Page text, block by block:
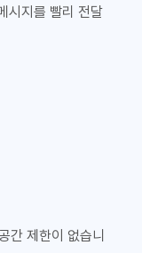
시지를 빨리 전달
간 제한이 없습니